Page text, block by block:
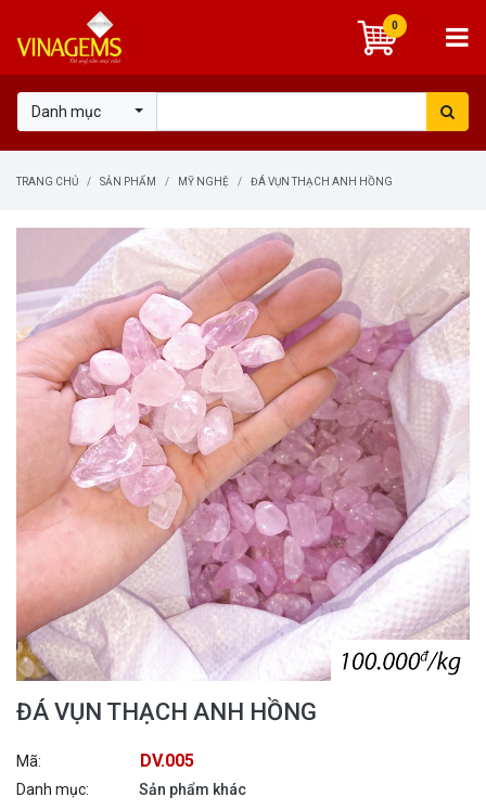
Danh mục
0
TRANG CHỦ SẢN PHẨM MỸ NGHỆ ĐÁ VỤN THẠCH ANH HỒNG
ĐÁ VỤN THẠCH ANH HỒNG
Mã: DV.005
Danh mục:
Sản phẩm khác